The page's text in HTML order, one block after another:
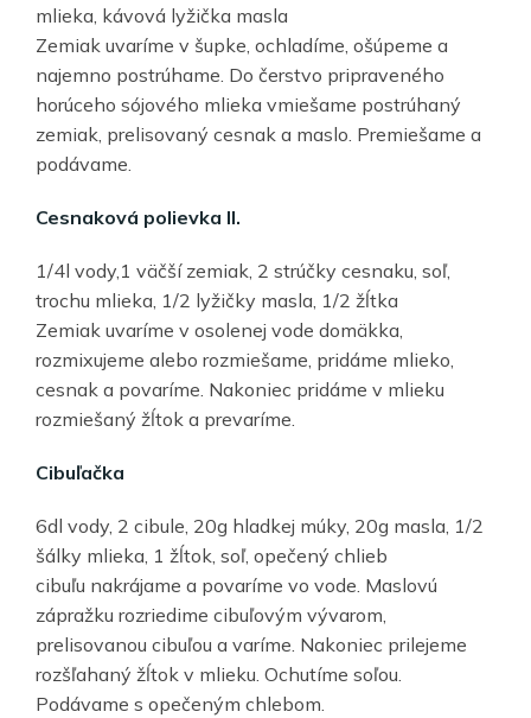
mlieka, kávová lyžička masla
Zemiak uvaríme v šupke, ochladíme, ošúpeme a
najemno postrúhame. Do čerstvo pripraveného
horúceho sójového mlieka vmiešame postrúhaný
zemiak, prelisovaný cesnak a maslo. Premiešame a
podávame.
Cesnaková polievka II.
1/4l vody,1 väčší zemiak, 2 strúčky cesnaku, soľ,
trochu mlieka, 1/2 lyžičky masla, 1/2 žĺtka
Zemiak uvaríme v osolenej vode domäkka,
rozmixujeme alebo rozmiešame, pridáme mlieko,
cesnak a povaríme. Nakoniec pridáme v mlieku
rozmiešaný žĺtok a prevaríme.
Cibuľačka
6dl vody, 2 cibule, 20g hladkej múky, 20g masla, 1/2
šálky mlieka, 1 žĺtok, soľ, opečený chlieb
cibuľu nakrájame a povaríme vo vode. Maslovú
zápražku rozriedime cibuľovým vývarom,
prelisovanou cibuľou a varíme. Nakoniec prilejeme
rozšľahaný žĺtok v mlieku. Ochutíme soľou.
Podávame s opečeným chlebom.